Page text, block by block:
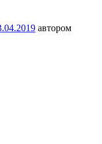
автором